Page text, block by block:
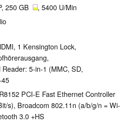
250 GB , 5400 U/Min
1 Kensington Lock,
5-in-1 (MMC, SD,
PCI-E Fast Ethernet Controller
s), Broadcom 802.11n (a/b/g/n = Wi-
3.0 +HS